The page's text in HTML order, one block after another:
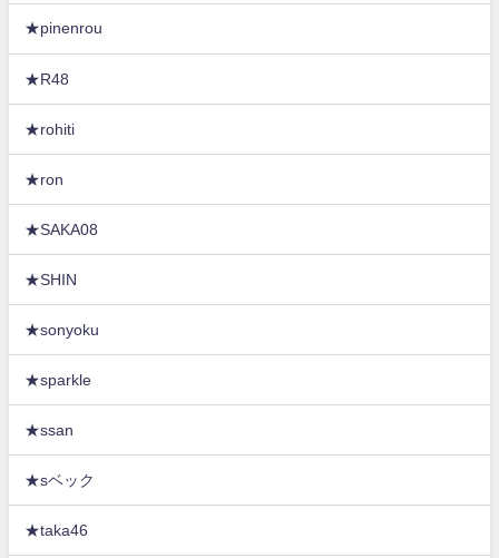
★pinenrou
★R48
★rohiti
★ron
★SAKA08
★SHIN
★sonyoku
★sparkle
★ssan
★sベック
★taka46